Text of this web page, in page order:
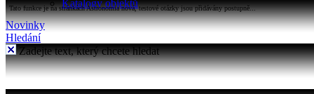
Katalogy objektů
Tato funkce je na stránkách Astronomia nová, testové otázky jsou přidávány postupně...
Novinky
Hledání
Zadejte text, který chcete hledat